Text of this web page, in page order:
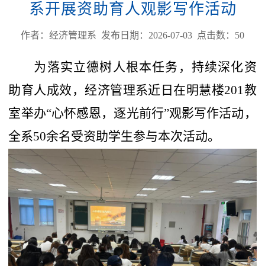
系开展资助育人观影写作活动
作者：经济管理系 发布日期：2026-07-03 点击数： 50
为落实立德树人根本任务，持续深化资
助育人成效，经济管理系近日在明慧楼201教
室举办“心怀感恩，逐光前行”观影写作活动，
全系50余名受资助学生参与本次活动。